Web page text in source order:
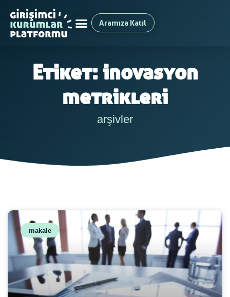
Aramıza Katıl
Etiket: inovasyon
metrikleri
arşivler
makale